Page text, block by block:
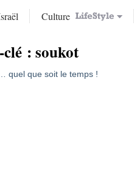
Culture
:soukot
quel que soit le temps !